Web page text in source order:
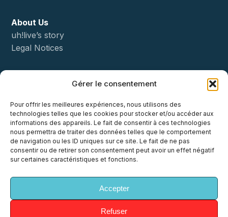
Gérer le consentement
Pour offrir les meilleures expériences, nous utilisons des
technologies telles que les cookies pour stocker et/ou accéder aux
informations des appareils. Le fait de consentir à ces technologies
nous permettra de traiter des données telles que le comportement
de navigation ou les ID uniques sur ce site. Le fait de ne pas
consentir ou de retirer son consentement peut avoir un effet négatif
sur certaines caractéristiques et fonctions.
Accepter
Refuser
About Us
uh!live’s story
Legal Notices
Contact
x-
facebook linkedin youtube instagram